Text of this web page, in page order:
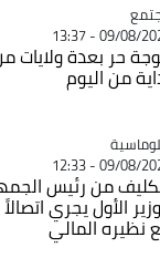
09/08/2026 -
حر بعدة ولايات
من اليوم
09/08/2026 -
من رئيس
الأول يجري
نظيره المالي